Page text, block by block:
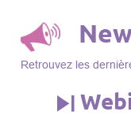
Retrouvez les